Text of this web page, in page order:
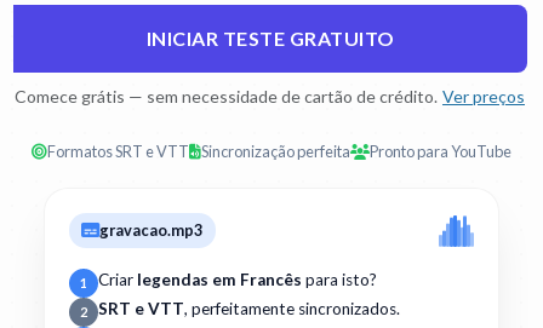
INICIAR TESTE GRATUITO
Comece grátis — sem necessidade de cartão de crédito. Ver preços
Formatos SRT e VTT Sincronização perfeita Pronto para YouTube
gravacao.mp3
1 Criar legendas em Francês para isto?
2 SRT e VTT, perfeitamente sincronizados.